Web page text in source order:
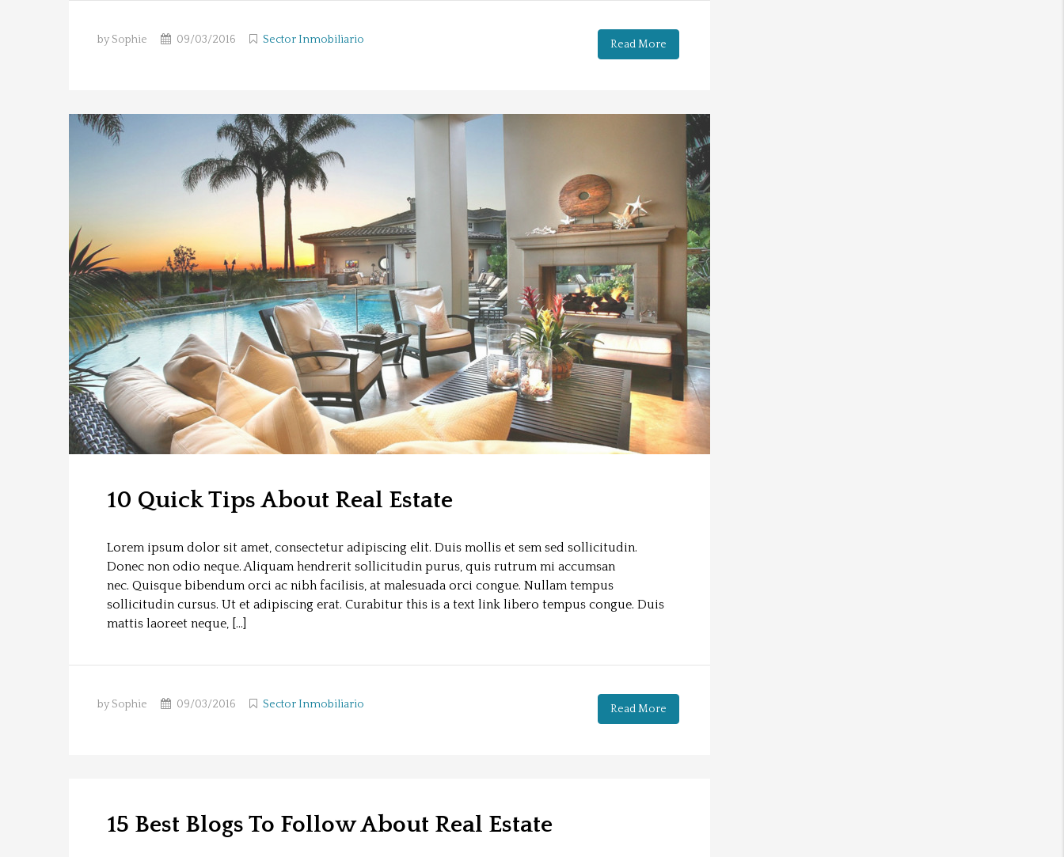
by Sophie 09/03/2016 Sector Inmobiliario Read More
10 Quick Tips About Real Estate
Lorem ipsum dolor sit amet, consectetur adipiscing elit. Duis mollis et sem sed sollicitudin.
Donec non odio neque. Aliquam hendrerit sollicitudin purus, quis rutrum mi accumsan
nec. Quisque bibendum orci ac nibh facilisis, at malesuada orci congue. Nullam tempus
sollicitudin cursus. Ut et adipiscing erat. Curabitur this is a text link libero tempus congue. Duis
mattis laoreet neque, […]
by Sophie 09/03/2016 Sector Inmobiliario Read More
15 Best Blogs To Follow About Real Estate